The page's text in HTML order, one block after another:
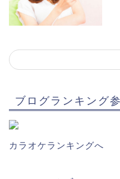
ブログランキング
カラオケランキングへ